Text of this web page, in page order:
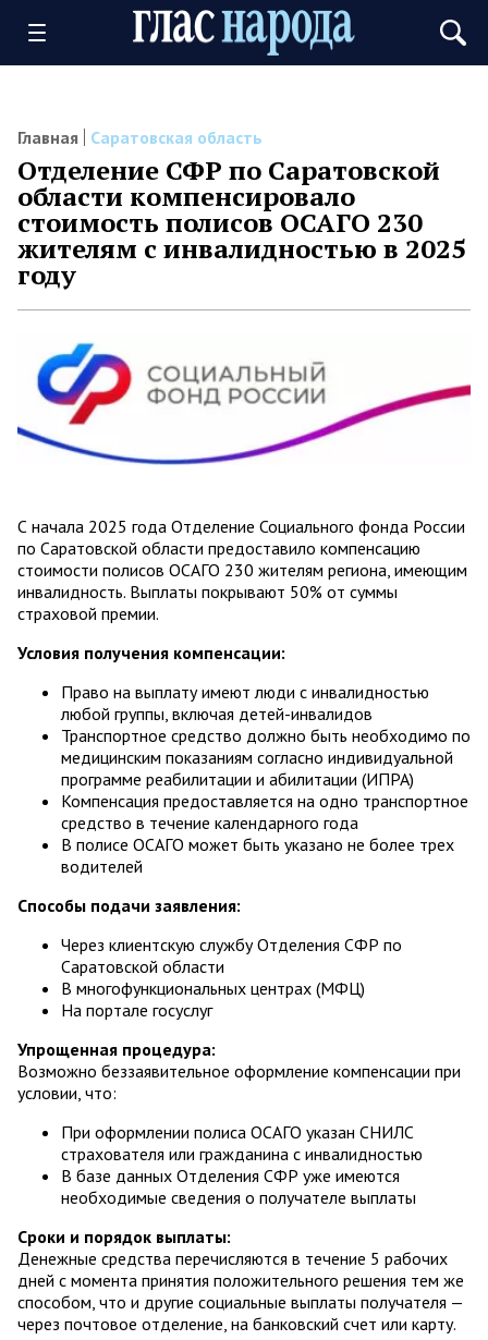
Главная Саратовская область
Отделение СФР по Саратовской
области компенсировало
стоимость полисов ОСАГО 230
жителям с инвалидностью в 2025
году
С начала 2025 года Отделение Социального фонда России
по Саратовской области предоставило компенсацию
стоимости полисов ОСАГО 230 жителям региона, имеющим
инвалидность. Выплаты покрывают 50% от суммы
страховой премии.
Условия получения компенсации:
Право на выплату имеют люди с инвалидностью
любой группы, включая детей-инвалидов
Транспортное средство должно быть необходимо по
медицинским показаниям согласно индивидуальной
программе реабилитации и абилитации (ИПРА)
Компенсация предоставляется на одно транспортное
средство в течение календарного года
В полисе ОСАГО может быть указано не более трех
водителей
Способы подачи заявления:
Через клиентскую службу Отделения СФР по
Саратовской области
В многофункциональных центрах (МФЦ)
На портале госуслуг
Упрощенная процедура:
Возможно беззаявительное оформление компенсации при
условии, что:
При оформлении полиса ОСАГО указан СНИЛС
страхователя или гражданина с инвалидностью
В базе данных Отделения СФР уже имеются
необходимые сведения о получателе выплаты
Сроки и порядок выплаты:
Денежные средства перечисляются в течение 5 рабочих
дней с момента принятия положительного решения тем же
способом, что и другие социальные выплаты получателя —
через почтовое отделение, на банковский счет или карту.